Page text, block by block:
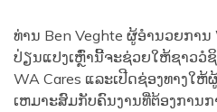
ທ່ານ Ben Veghte ຜູ້ອໍານວຍການ
ປ່ຽນແປງເຫຼົ່ານີ້ຈະຊ່ວຍໃຫ້ຊາວວໍ
WA Cares ແລະເປີດຊ່ອງທາງໃ
ເຫມາະສົມກັບຄົນງານທີ່ຕ້ອງການກ